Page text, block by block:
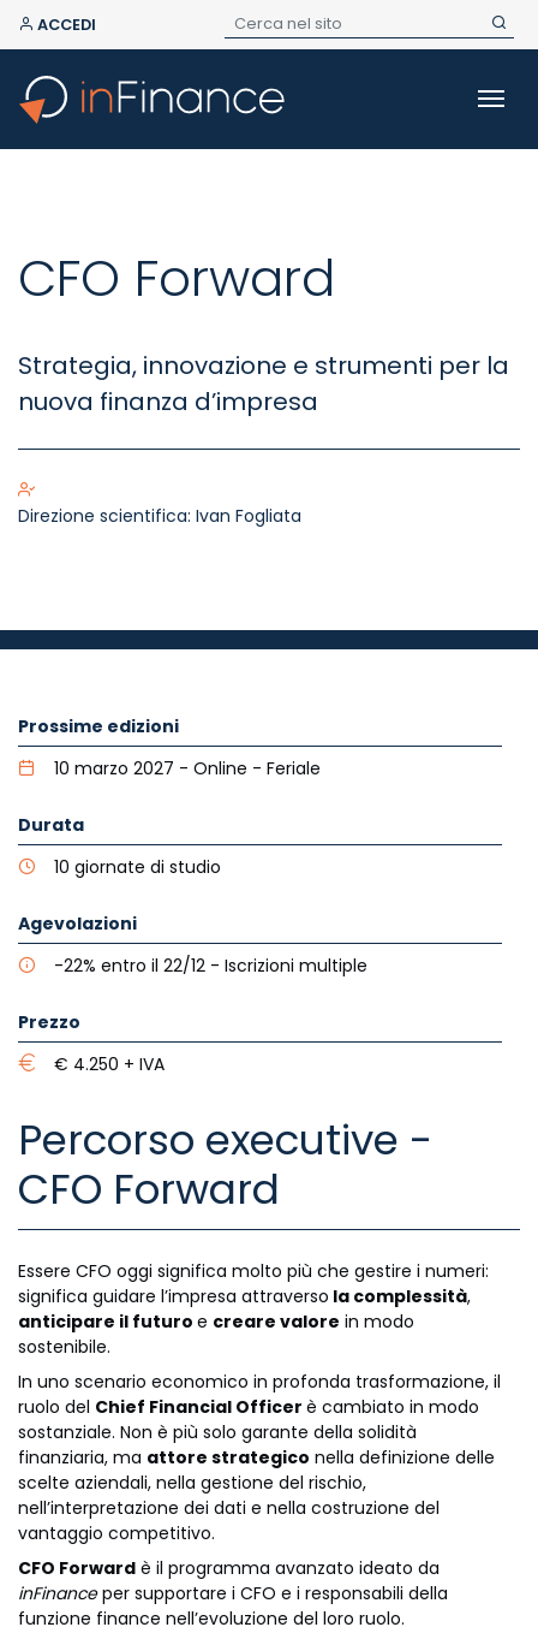
ACCEDI
CFO Forward
Strategia, innovazione e strumenti per la
nuova finanza d’impresa
Direzione scientifica: Ivan Fogliata
Prossime edizioni
10 marzo 2027 - Online - Feriale
Durata
10 giornate di studio
Agevolazioni
-22% entro il 22/12 - Iscrizioni multiple
Prezzo
€ 4.250 + IVA
Percorso executive -
CFO Forward
Essere CFO oggi significa molto più che gestire i numeri:
significa guidare l’impresa attraverso la complessità,
anticipare il futuro e creare valore in modo
sostenibile.
In uno scenario economico in profonda trasformazione, il
ruolo del Chief Financial Officer è cambiato in modo
sostanziale. Non è più solo garante della solidità
finanziaria, ma attore strategico nella definizione delle
scelte aziendali, nella gestione del rischio,
nell’interpretazione dei dati e nella costruzione del
vantaggio competitivo.
CFO Forward è il programma avanzato ideato da
inFinanceper supportare i CFO e i responsabili della
funzione finance nell’evoluzione del loro ruolo.